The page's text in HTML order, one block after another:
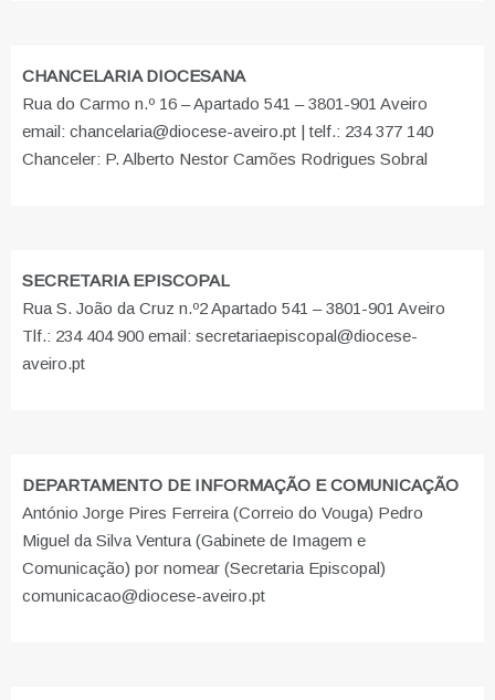
CHANCELARIA DIOCESANA
Rua do Carmo n.º 16 – Apartado 541 – 3801-901 Aveiro
email: chancelaria@diocese-aveiro.pt | telf.: 234 377 140
Chanceler: P. Alberto Nestor Camões Rodrigues Sobral
SECRETARIA EPISCOPAL
Rua S. João da Cruz n.º2 Apartado 541 – 3801-901 Aveiro
Tlf.: 234 404 900 email: secretariaepiscopal@diocese-
aveiro.pt
DEPARTAMENTO DE INFORMAÇÃO E COMUNICAÇÃO
António Jorge Pires Ferreira (Correio do Vouga) Pedro
Miguel da Silva Ventura (Gabinete de Imagem e
Comunicação) por nomear (Secretaria Episcopal)
comunicacao@diocese-aveiro.pt